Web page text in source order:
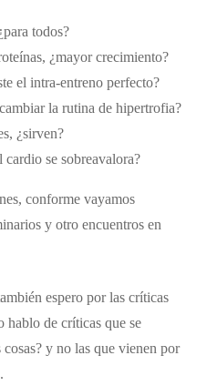
todos?
¿mayor crecimiento?
el intra-entreno perfecto?
la rutina de hipertrofia?
¿sirven?
se sobreavalora?
conforme vayamos
y otro encuentros en
espero por las críticas
hablo de críticas que se
y no las que vienen por